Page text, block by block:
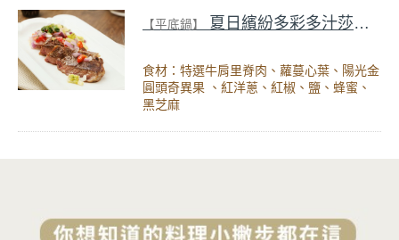
【平底鍋】 夏日繽紛多彩多汁莎莎醬嫩煎牛肉
食材：特選牛肩里脊肉、蘿蔓心葉、陽光金
圓頭奇異果 、紅洋蔥、紅椒、鹽、蜂蜜、
黑芝麻